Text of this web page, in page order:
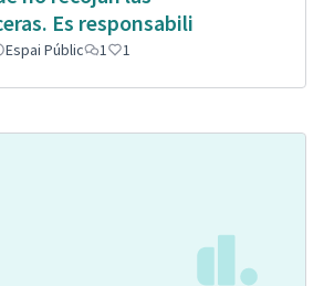
Es responsabili
Espai Públic 1 1